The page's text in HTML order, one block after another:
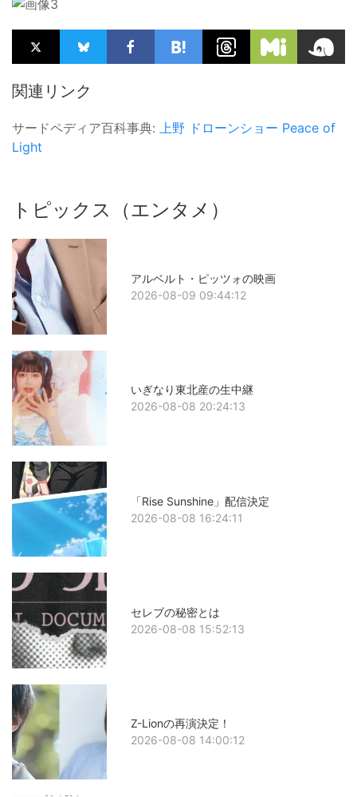
関連リンク
サードペディア百科事典: 上野 ドローンショー Peace of
Light
トピックス（エンタメ）
アルベルト・ピッツォの映画
2026-08-09 09:44:12
いぎなり東北産の生中継
2026-08-08 20:24:13
「Rise Sunshine」配信決定
2026-08-08 16:24:11
セレブの秘密とは
2026-08-08 15:52:13
Z-Lionの再演決定！
2026-08-08 14:00:12